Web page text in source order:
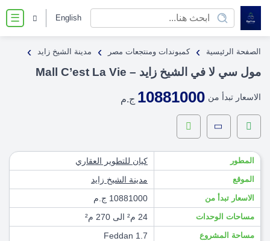
☰ English
الصفحة الرئيسية › كمبوندات ومنتجعات مصر › مدينة الشيخ زايد ›
مول سي لا في الشيخ زايد – Mall C’est La Vie
الاسعار تبدأ من 10881000 ج.م
المطور كيان للتطوير العقاري
الموقع مدينة الشيخ زايد
الاسعار تبدأ من 10881000 ج.م
مساحات الوحدات 24 م² الى 270 م²
مساحة المشروع 1.7 Feddan